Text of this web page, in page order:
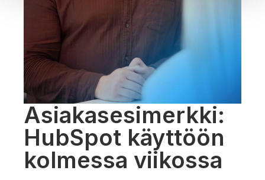
Asiakasesimerkki:
HubSpot käyttöön
kolmessa viikossa